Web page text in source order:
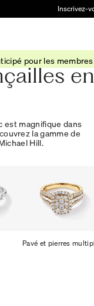
Inscrivez-
pour les
en
est magnifique dans
la gamme de
Hill.
Pavé et pierres